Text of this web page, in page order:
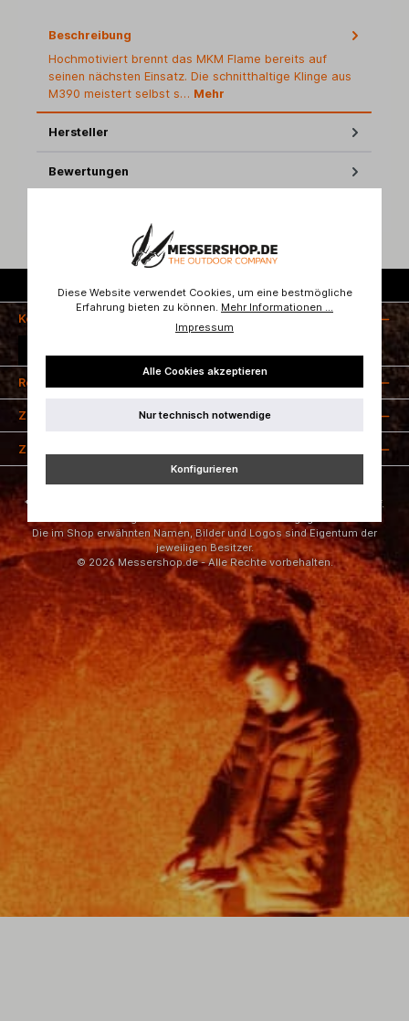
Beschreibung
Hochmotiviert brennt das MKM Flame bereits auf
seinen nächsten Einsatz. Die schnitthaltige Klinge aus
M390 meistert selbst s… Mehr
Hersteller
Bewertungen
Kontakt
Rechtliches
Zahlungsarten
Zertifizierung
* Alle Preise inkl. gesetzl. Mehrwertsteuer zzgl.
und ggf.
Die im Shop erwähnten Namen, Bilder und Logos sind Eigentum der
jeweiligen Besitzer.
© 2026 Messershop.de - Alle Rechte vorbehalten.
Diese Website verwendet Cookies, um eine bestmögliche
Erfahrung bieten zu können. Mehr Informationen ...
Impressum
Alle Cookies akzeptieren
Nur technisch notwendige
Konfigurieren